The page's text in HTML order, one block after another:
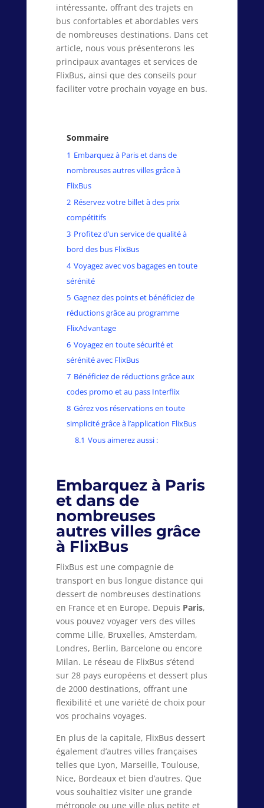
intéressante, offrant des trajets en
bus confortables et abordables vers
de nombreuses destinations. Dans cet
article, nous vous présenterons les
principaux avantages et services de
FlixBus, ainsi que des conseils pour
faciliter votre prochain voyage en bus.
Sommaire
1 Embarquez à Paris et dans de
nombreuses autres villes grâce à
FlixBus
2 Réservez votre billet à des prix
compétitifs
3 Profitez d’un service de qualité à
bord des bus FlixBus
4 Voyagez avec vos bagages en toute
sérénité
5 Gagnez des points et bénéficiez de
réductions grâce au programme
FlixAdvantage
6 Voyagez en toute sécurité et
sérénité avec FlixBus
7 Bénéficiez de réductions grâce aux
codes promo et au pass Interflix
8 Gérez vos réservations en toute
simplicité grâce à l’application FlixBus
8.1 Vous aimerez aussi :
Embarquez à Paris
et dans de
nombreuses
autres villes grâce
à FlixBus
FlixBus est une compagnie de
transport en bus longue distance qui
dessert de nombreuses destinations
en France et en Europe. Depuis Paris,
vous pouvez voyager vers des villes
comme Lille, Bruxelles, Amsterdam,
Londres, Berlin, Barcelone ou encore
Milan. Le réseau de FlixBus s’étend
sur 28 pays européens et dessert plus
de 2000 destinations, offrant une
flexibilité et une variété de choix pour
vos prochains voyages.
En plus de la capitale, FlixBus dessert
également d’autres villes françaises
telles que Lyon, Marseille, Toulouse,
Nice, Bordeaux et bien d’autres. Que
vous souhaitiez visiter une grande
métropole ou une ville plus petite et